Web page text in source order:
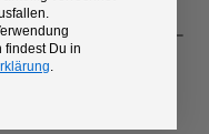
findest Du in